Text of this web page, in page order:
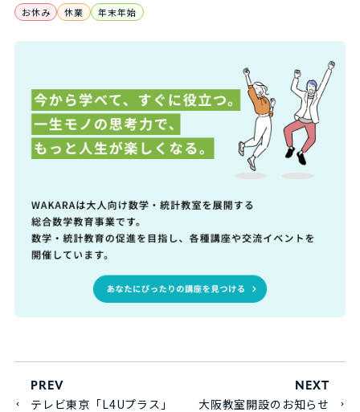
お休み 休業 年末年始
PREV
テレビ東京「L4Uプラス」
NEXT
大阪教室開設のお知らせ